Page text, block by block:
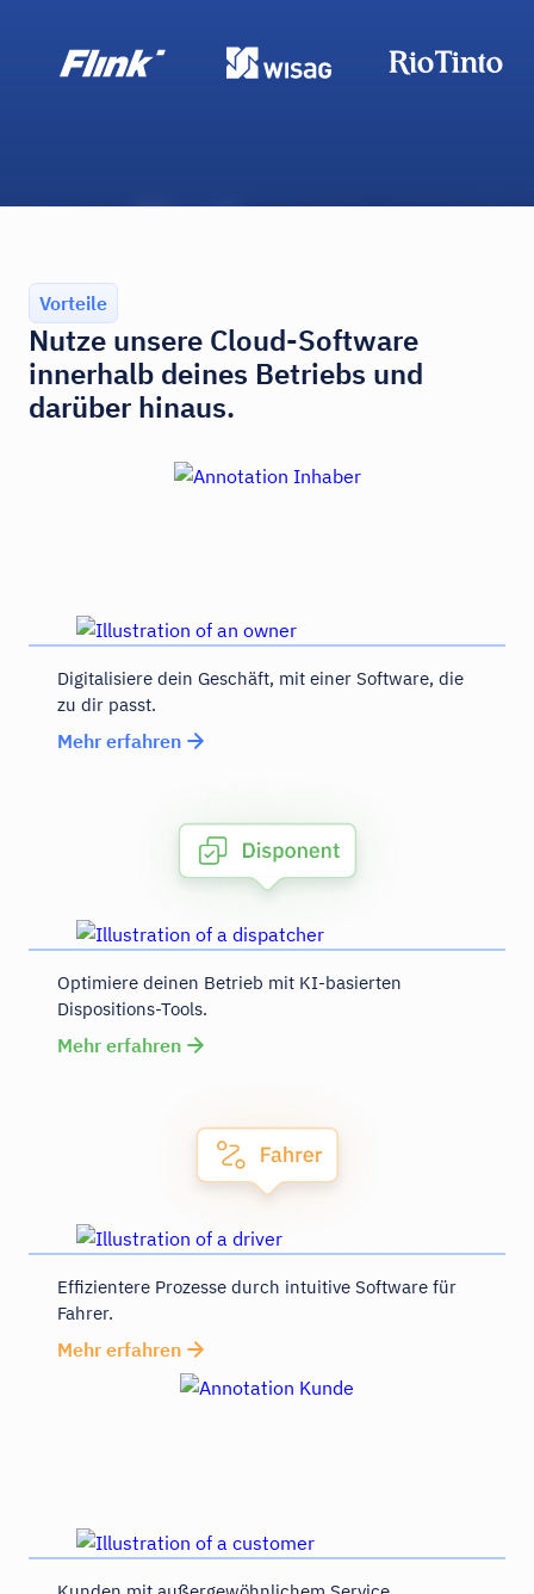
Vorteile
Nutze unsere Cloud-Software
innerhalb deines Betriebs und
darüber hinaus.
Digitalisiere dein Geschäft, mit einer Software, die
zu dir passt.
Mehr erfahren
Optimiere deinen Betrieb mit KI-basierten
Dispositions-Tools.
Mehr erfahren
Effizientere Prozesse durch intuitive Software für
Fahrer.
Mehr erfahren